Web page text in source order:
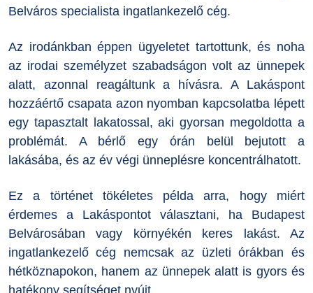
Belváros specialista ingatlankezelő cég.
Az irodánkban éppen ügyeletet tartottunk, és noha
az irodai személyzet szabadságon volt az ünnepek
alatt, azonnal reagáltunk a hívásra. A Lakáspont
hozzáértő csapata azon nyomban kapcsolatba lépett
egy tapasztalt lakatossal, aki gyorsan megoldotta a
problémát. A bérlő egy órán belül bejutott a
lakásába, és az év végi ünneplésre koncentrálhatott.
Ez a történet tökéletes példa arra, hogy miért
érdemes a Lakáspontot választani, ha Budapest
Belvárosában vagy környékén keres lakást. Az
ingatlankezelő cég nemcsak az üzleti órákban és
hétköznapokon, hanem az ünnepek alatt is gyors és
hatékony segítséget nyújt.